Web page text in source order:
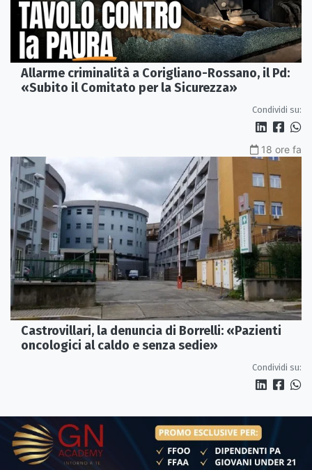
Allarme criminalità a Corigliano-Rossano, il Pd:
«Subito il Comitato per la Sicurezza»
Condividi su:
18 ore fa
Castrovillari, la denuncia di Borrelli: «Pazienti
oncologici al caldo e senza sedie»
Condividi su: